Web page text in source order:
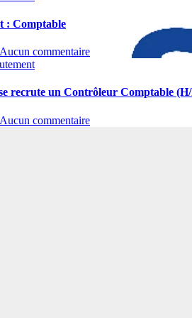
: Comptable
Aucun commentaire
recrute un Contrôleur Comptable
Aucun commentaire